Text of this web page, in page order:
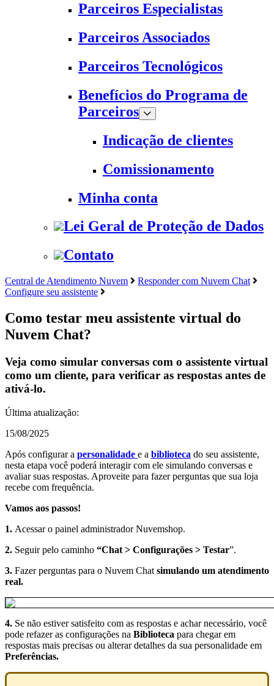
Parceiros Especialistas
Parceiros Associados
Parceiros Tecnológicos
Benefícios do Programa de
Parceiros
Indicação de clientes
Comissionamento
Minha conta
Lei Geral de Proteção de Dados
Contato
Central de Atendimento Nuvem
Responder com Nuvem Chat
Configure seu assistente
Como testar meu assistente virtual do
Nuvem Chat?
Veja como simular conversas com o assistente virtual
como um cliente, para verificar as respostas antes de
ativá-lo.
Última atualização:
15/08/2025
Após configurar a personalidade e a biblioteca do seu assistente,
nesta etapa você poderá interagir com ele simulando conversas e
avaliar suas respostas. Aproveite para fazer perguntas que sua loja
recebe com frequência.
Vamos aos passos!
1. Acessar o painel administrador Nuvemshop.
2. Seguir pelo caminho “Chat > Configurações > Testar”.
3. Fazer perguntas para o Nuvem Chat simulando um atendimento
real.
4. Se não estiver satisfeito com as respostas e achar necessário, você
pode refazer as configurações na Biblioteca para chegar em
respostas mais precisas ou alterar detalhes da sua personalidade em
Preferências.